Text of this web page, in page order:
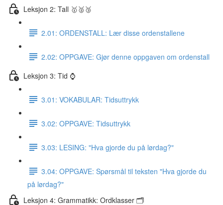
Leksjon 2: Tall 🥇🥈🥉
2.01: ORDENSTALL: Lær disse ordenstallene
2.02: OPPGAVE: Gjør denne oppgaven om ordenstall
Leksjon 3: Tid ⌚️
3.01: VOKABULAR: Tidsuttrykk
3.02: OPPGAVE: Tidsuttrykk
3.03: LESING: "Hva gjorde du på lørdag?"
3.04: OPPGAVE: Spørsmål til teksten "Hva gjorde du
på lørdag?"
Leksjon 4: Grammatikk: Ordklasser 🗂